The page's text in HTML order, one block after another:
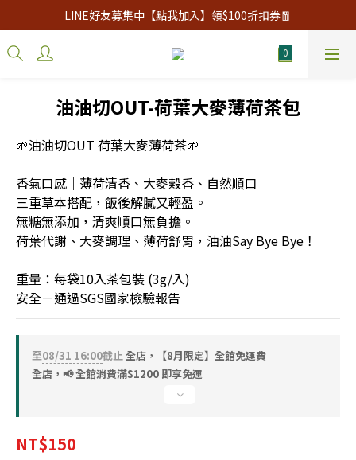
LINE好友募集中【點我加入】領$100折扣券🧧
油油切OUT-荷葉大麥薄荷茶包
🌱油油切OUT 荷葉大麥薄荷茶🌱
香氣口感｜薄荷清香、大麥穀香、自然順口
三重草本搭配，飯後解膩又輕盈。
無糖無添加，清爽順口無負擔。
荷葉代謝、大麥調理、薄荷舒胃，油油Say Bye Bye！
重量：每袋10入茶包裝 (3g/入)
安全－通過SGS國家檢驗報告
至08/31 16:00截止全店，【8月限定】全館免運費
全店，📢 全館消費滿$1200 即享免運
NT$150